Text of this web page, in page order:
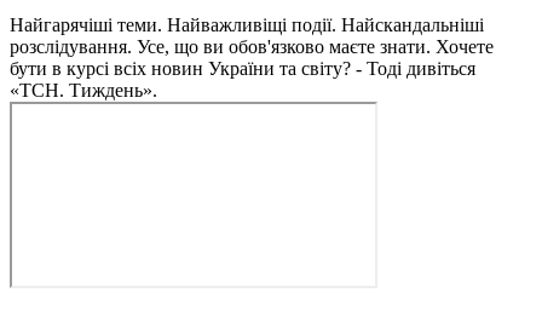
Найгарячіші теми. Найважливіщі події. Найскандальніші
розслідування. Усе, що ви обов'язково маєте знати. Хочете
бути в курсі всіх новин України та світу? - Тоді дивіться
«ТСН. Тиждень».